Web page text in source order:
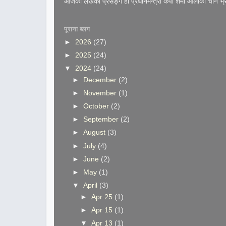
पूराना ब्लग
► 2026 (27)
► 2025 (24)
▼ 2024 (24)
►
December (2)
►
November (1)
►October (2)
► September (2)
►August (3)
►July (4)
►June (2)
►
May (1)
▼April (3)
►Apr 25 (1)
►Apr 15 (1)
▼Apr 13 (1)